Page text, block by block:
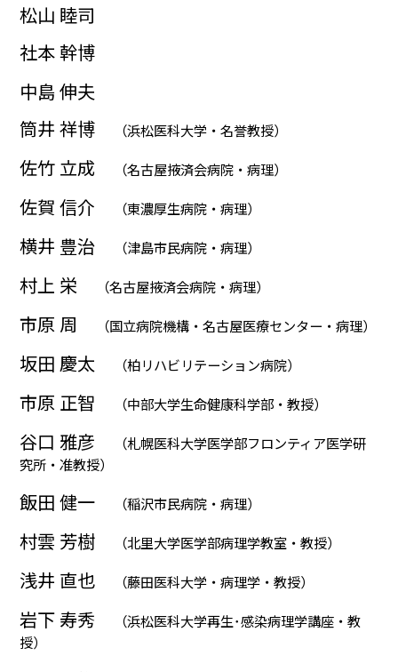
松山 睦司
社本 幹博
中島 伸夫
筒井 祥博
（浜松医科大学・名誉教授）
佐竹 立成 （名古屋掖済会病院・病理）
佐賀 信介 （東濃厚生病院・病理）
横井 豊治 （津島市民病院・病理）
村上 栄 （名古屋掖済会病院・病理）
市原 周 （国立病院機構・名古屋医療センター・病理）
坂田 慶太 （柏リハビリテーション病院）
市原 正智 （中部大学生命健康科学部・教授）
谷口 雅彦
（札幌医科大学医学部フロンティア医学研
究所・准教授）
飯田 健一 （稲沢市民病院・病理）
村雲 芳樹 （北里大学医学部病理学教室・教授）
浅井 直也 （藤田医科大学・病理学・教授）
岩下 寿秀
（浜松医科大学再生･感染病理学講座・教
授）